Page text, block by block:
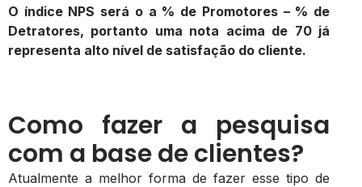
O índice NPS será o a % de Promotores – % de
Detratores, portanto uma nota acima de 70 já
representa alto nível de satisfação do cliente.
Como fazer a pesquisa
com a base de clientes?
Atualmente a melhor forma de fazer esse tipo de